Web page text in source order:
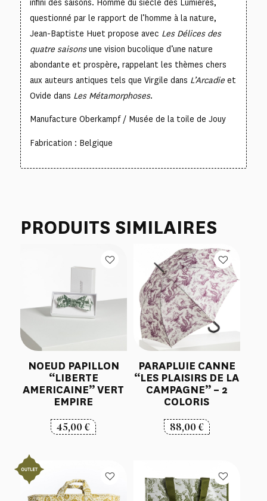
infini des saisons. Homme du siècle des Lumières,
questionné par le rapport de l’homme à la nature,
Jean-Baptiste Huet propose avec Les Délices des
quatre saisonsune vision bucolique d’une nature
abondante et prospère, rappelant les thèmes chers
aux auteurs antiques tels que Virgile dans L’Arcadieet
Ovide dans Les Métamorphoses.
Manufacture Oberkampf / Musée de la toile de Jouy
Fabrication : Belgique
PRODUITS SIMILAIRES
NOEUD PAPILLON
“LIBERTE
AMERICAINE” VERT
EMPIRE
45,00€
PARAPLUIE CANNE
“LES PLAISIRS DE LA
CAMPAGNE” – 2
COLORIS
88,00€